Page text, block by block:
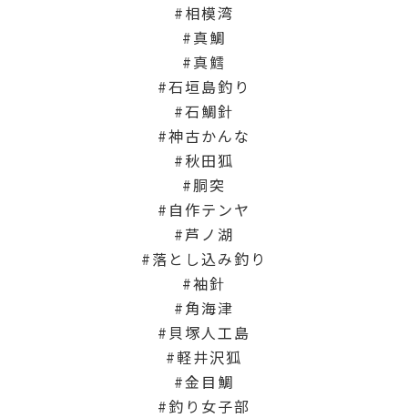
相模湾
真鯛
真鱈
石垣島釣り
石鯛針
神古かんな
秋田狐
胴突
自作テンヤ
芦ノ湖
落とし込み釣り
袖針
角海津
貝塚人工島
軽井沢狐
金目鯛
釣り女子部